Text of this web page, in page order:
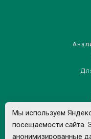
Правила
Политика
Мы используем
посещаемости сайта.
анонимизированные